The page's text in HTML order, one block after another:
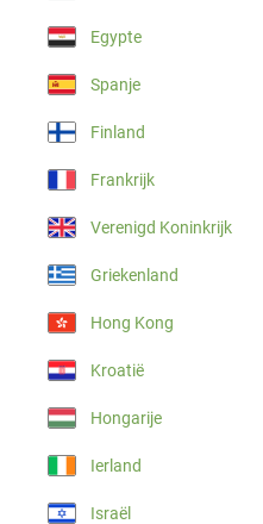
Egypte
Spanje
Finland
Frankrijk
Verenigd Koninkrijk
Griekenland
Hong Kong
Kroatië
Hongarije
Ierland
Israël